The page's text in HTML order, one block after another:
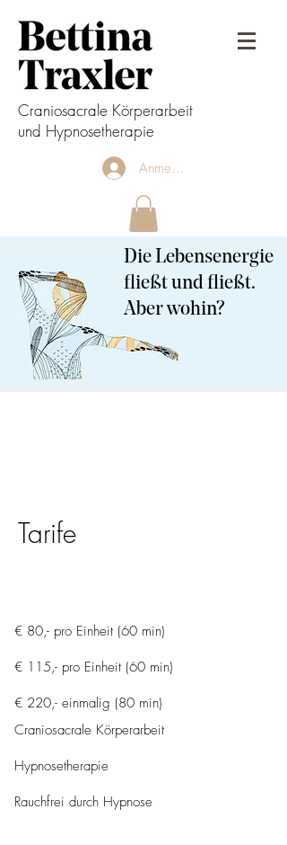
Craniosacrale Körperarbeit
und Hypnosetherapie
Anmelden
Die Lebensenergie
fließt und fließt.
Aber wohin?
Tarife
€ 80,- pro Einheit (60 min)
€ 115,- pro Einheit (60 min)
€ 220,- einmalig (80 min)
Craniosacrale Körperarbeit
Hypnosetherapie
Rauchfrei durch Hypnose